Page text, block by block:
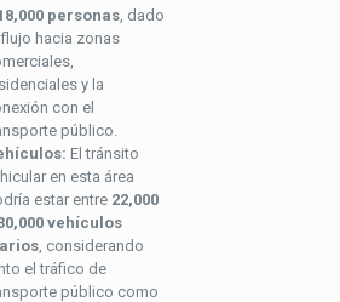
personas , dado
hacia zonas
y la
con el
público.
El tránsito
en esta área
estar entre 22,000
vehículos
, considerando
el tráfico de
público como